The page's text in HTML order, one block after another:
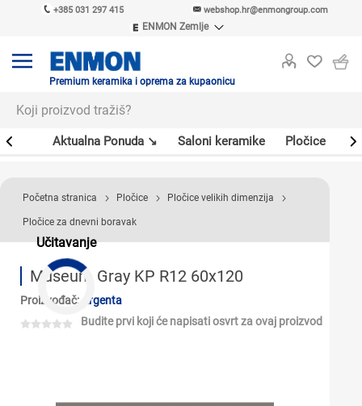
+385 031 297 415 webshop.hr@enmongroup.com
ENMON Zemlje
ENMON MKD
Premium keramika i oprema za kupaonicu
Aktualna Ponuda ↘ Saloni keramike Pločice
Učitavanje
Početna stranica Pločice Pločice velikih dimenzija
Pločice za dnevni boravak
Museum Gray KP R12 60x120
Proizvođač:
Argenta
Budite prvi koji će napisati osvrt za ovaj proizvod